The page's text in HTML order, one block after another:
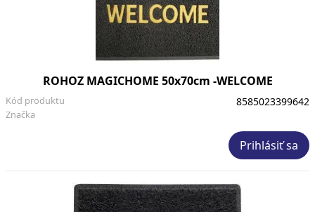
ROHOZ MAGICHOME 50x70cm -WELCOME
Značka
Kód produktu 8585023399642
Prihlásiť sa